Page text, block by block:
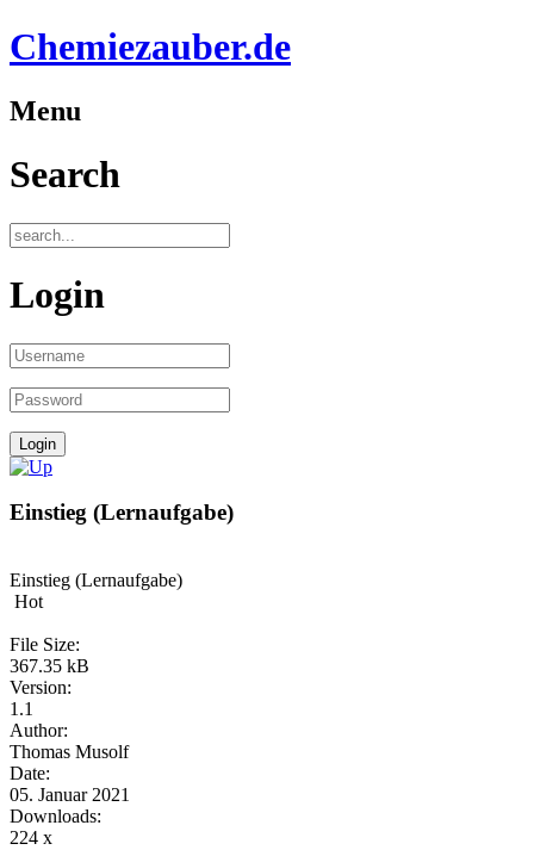
Chemiezauber.de
Menu
Search
Login
Einstieg (Lernaufgabe)
Einstieg (Lernaufgabe)
Hot
File Size:
367.35 kB
Version:
1.1
Author:
Thomas Musolf
Date:
05. Januar 2021
Downloads:
224 x